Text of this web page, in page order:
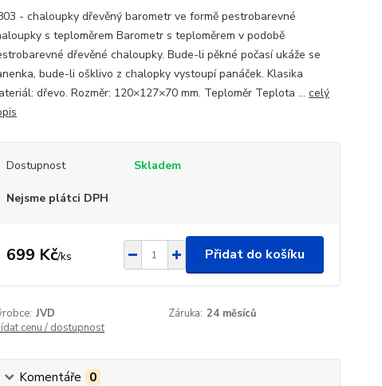
- chaloupky dřevěný barometr ve formě pestrobarevné
s teploměrem Barometr s teploměrem v podobě
dřevěné chaloupky. Bude-li pěkné počasí ukáže se
bude-li ošklivo z chalopky vystoupí panáček. Klasika
dřevo. Rozměr: 120×127×70 mm. Teploměr Teplota ... celý
Dostupnost Skladem
Nejsme plátci DPH
699 Kč/ks Přidat do košíku
JVD Záruka: 24 měsíců
cenu / dostupnost
Komentáře 0